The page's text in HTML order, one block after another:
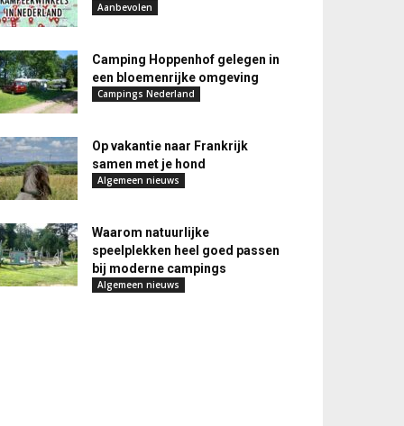
Aanbevolen
Camping Hoppenhof gelegen in
een bloemenrijke omgeving
Campings Nederland
Op vakantie naar Frankrijk
samen met je hond
Algemeen nieuws
Waarom natuurlijke
speelplekken heel goed passen
bij moderne campings
Algemeen nieuws